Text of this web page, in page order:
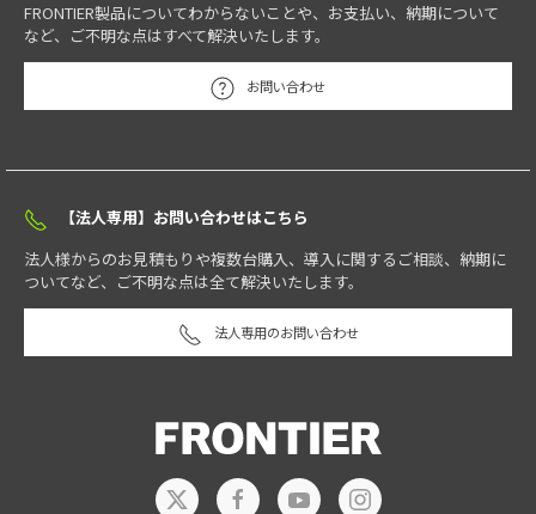
FRONTIER製品についてわからないことや、お支払い、納期について
など、ご不明な点はすべて解決いたします。
お問い合わせ
【法人専用】お問い合わせはこちら
法人様からのお見積もりや複数台購入、導入に関するご相談、納期に
ついてなど、ご不明な点は全て解決いたします。
法人専用のお問い合わせ